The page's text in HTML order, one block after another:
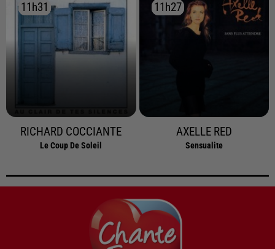
11h31
11h31
RICHARD COCCIANTE
Le Coup De Soleil
11h27
11h27
AXELLE RED
Sensualite